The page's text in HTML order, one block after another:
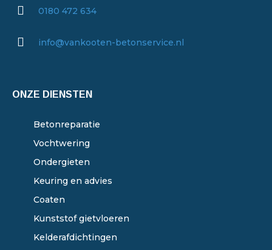
0180 472 634
info@vankooten-betonservice.nl
ONZE DIENSTEN
Betonreparatie
Vochtwering
Ondergieten
Keuring en advies
Coaten
Kunststof gietvloeren
Kelderafdichtingen